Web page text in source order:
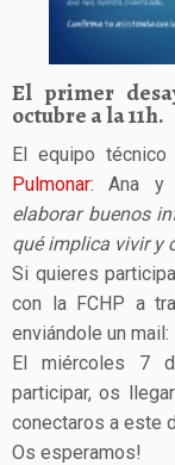
El primer
octubre a la 11h.
El equipo
Pulmonar: Ana y
elaborar buenos
qué implica vivir y
Si quieres
con la FCHP a
enviándole un mail:
El miércoles 7
participar, os
conectaros a este
Os esperamos!